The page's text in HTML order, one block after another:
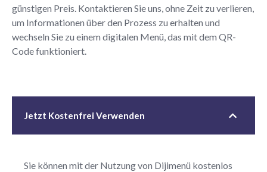
günstigen Preis. Kontaktieren Sie uns, ohne Zeit zu verlieren,
um Informationen über den Prozess zu erhalten und
wechseln Sie zu einem digitalen Menü, das mit dem QR-
Code funktioniert.
Jetzt Kostenfrei Verwenden
Sie können mit der Nutzung von Dijimenü kostenlos